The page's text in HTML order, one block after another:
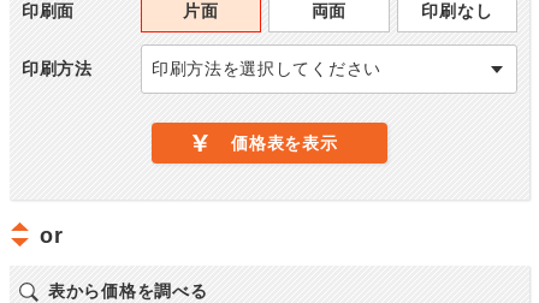
印刷面 片面 両面 印刷なし
印刷方法 印刷方法を選択してください
価格表を表示
or
表から価格を調べる